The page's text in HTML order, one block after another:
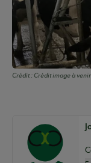
Crédit : Crédit image à venir
Auteurs